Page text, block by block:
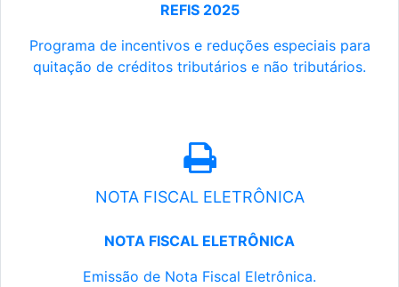
REFIS 2025
Programa de incentivos e reduções especiais para
quitação de créditos tributários e não tributários.
NOTA FISCAL ELETRÔNICA
NOTA FISCAL ELETRÔNICA
Emissão de Nota Fiscal Eletrônica.